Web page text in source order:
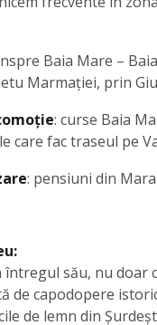
Baia Mare –
Marmației, prin
: curse Baia
care fac traseul pe
: pensiuni din
său, nu doar
de capodopere
de lemn din